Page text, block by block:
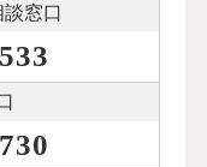
談窓口